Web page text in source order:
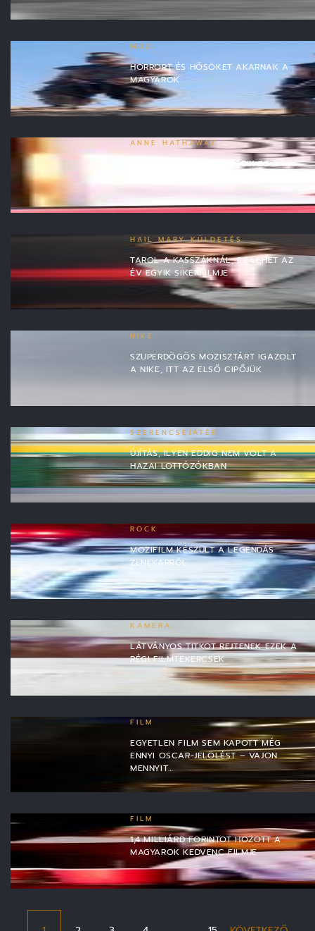
MOZI
HORRORT ÉS HŐSÖKET AKARNAK A
MAGYAROK
ANNE HATHAWAY
EGYSZERŰEN NEM ÖREGSZIK EZ A
HAIL MARY KÜLDETÉS
TAROL A KASSZÁKNÁL, EZ LEHET AZ
ÉV EGYIK SIKERFILMJE
NIKE
SZUPERDÖGÖS MOZISZTÁRT IGAZOLT
A NIKE, ITT AZ ELSŐ CIPŐJÜK
SZERENCSEJÁTÉK
ÚJÍTÁS, ILYEN EDDIG NEM VOLT A
HAZAI LOTTÓZÓKBAN
ROCK
MOZIFILM KÉSZÜLT A LEGENDÁS
ZENEKARRÓL
KAMERA
LÁTVÁNYOS TITKOT REJTENEK EZEK A
RÉGI FILMTEKERCSEK
FILM
EGYETLEN FILM SEM KAPOTT MÉG
ENNYI OSCAR-JELÖLÉST – VAJON
MENNYIT…
FILM
1,4 MILLIÁRD FORINTOT HOZOTT A
MAGYAROK KEDVENC FILMJE